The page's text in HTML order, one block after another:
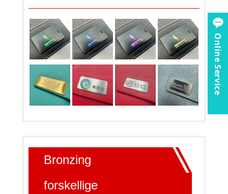
Bronzing
forskellige
Online Service